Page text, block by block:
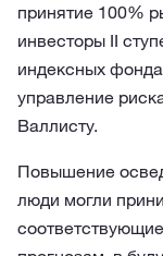
принятие 100%
инвесторы II
индексных
управление
Валлисту.
Повышение
люди могли